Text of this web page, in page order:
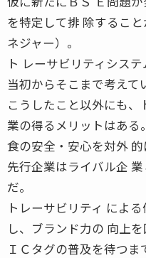
を特定して排 除するこ
ネジャー）。
ト レーサビリティシス
当初からそこまで考えて
こうしたこと以外にも
業の得るメリットはある。
食の安全・安心を対外 的
先行企業はライバル企
だ。
トレーサビリティ によ
し、ブランド力の 向上を
ＩＣタグの普及を待つ